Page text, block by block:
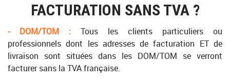
FACTURATION SANS TVA ?
- DOM/TOM : Tous les clients particuliers ou
professionnels dont les adresses de facturation ET de
livraison sont situées dans les DOM/TOM se verront
facturer sans la TVA française.